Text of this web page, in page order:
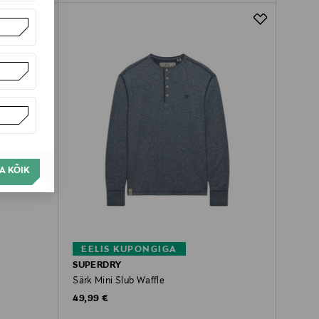
KÕIK
EELIS KUPONGIGA
SUPERDRY
Särk Mini Slub Waffle
Original Price
49,99 €